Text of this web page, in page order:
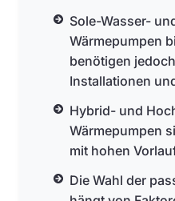
Sole-Wasser-
Wärmepumpen
benötigen
Installationen
Hybrid- und
Wärmepumpen
mit hohen
Die Wahl der